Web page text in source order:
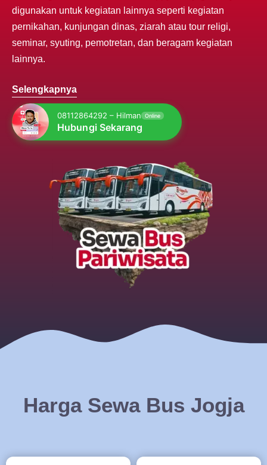
digunakan untuk kegiatan lainnya seperti kegiatan
pernikahan, kunjungan dinas, ziarah atau tour religi,
seminar, syuting, pemotretan, dan beragam kegiatan
lainnya.
Selengkapnya
08112864292 – Hilman Online
Hubungi Sekarang
Harga Sewa Bus Jogja